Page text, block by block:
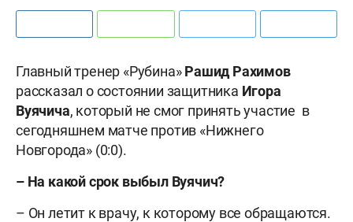
Главный тренер «Рубина»Рашид Рахимов
рассказал о состоянии защитника Игора
Вуячича, который не смог принять участие в
сегодняшнем матче против «Нижнего
Новгорода» (0:0).
– На какой срок выбыл Вуячич?
– Он летит к врачу, к которому все обращаются.